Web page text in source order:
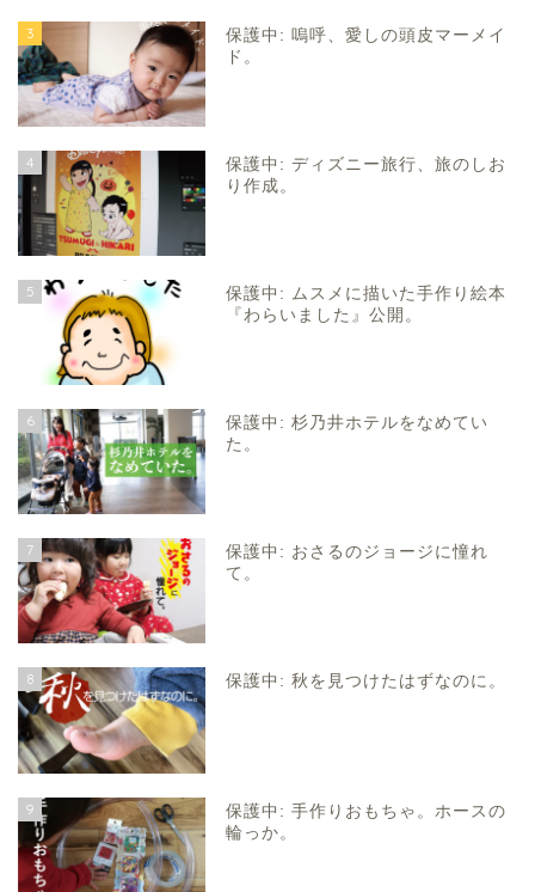
3
保護中: 嗚呼、愛しの頭皮マーメイ
ド。
4
保護中: ディズニー旅行、旅のしお
り作成。
5
保護中: ムスメに描いた手作り絵本
『わらいました』公開。
6
保護中: 杉乃井ホテルをなめてい
た。
7
保護中: おさるのジョージに憧れ
て。
8 保護中: 秋を見つけたはずなのに。
9
保護中: 手作りおもちゃ。ホースの
輪っか。